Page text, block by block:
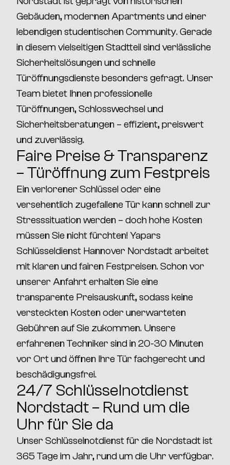
Gebäuden, modernen Apartments und einer
lebendigen studentischen Community. Gerade
in diesem vielseitigen Stadtteil sindverlässliche
Sicherheitslösungen und schnelle
Türöffnungsdienste besonders gefragt. Unser
Team bietet Ihnenprofessionelle
Türöffnungen, Schlosswechsel und
Sicherheitsberatungen – effizient, preiswert
und zuverlässig.
Faire Preise & Transparenz
– Türöffnung zum Festpreis
Ein verlorener Schlüssel oder eine
versehentlich zugefallene Tür kann schnell zur
Stresssituation werden – doch hohe Kosten
müssen Sie nicht fürchten!Yapars
Schlüsseldienst Hannover Nordstadtarbeitet
mitklaren und fairen Festpreisen. Schon vor
unserer Anfahrt erhalten Sie eine
transparente Preisauskunft, sodass keine
versteckten Kosten oder unerwarteten
Gebührenauf Sie zukommen. Unsere
erfahrenen Techniker sind in20-30 Minuten
vor Ortund öffnen Ihre Tür fachgerecht und
beschädigungsfrei.
24/7 Schlüsselnotdienst
Nordstadt – Rund um die
Uhr für Sie da
Unser Schlüsselnotdienst für die Nordstadtist
365 Tage im Jahr, rund um die Uhr verfügbar.